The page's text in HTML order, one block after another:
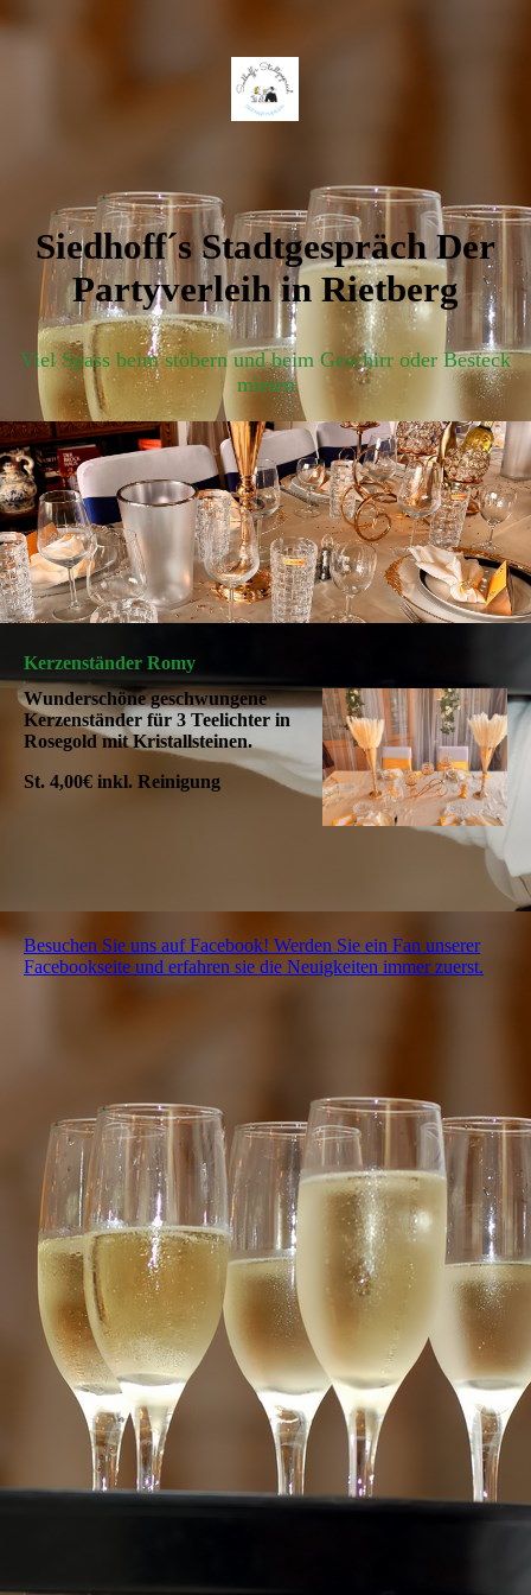
Siedhoff´s Stadtgespräch Der
Partyverleih in Rietberg
Viel Spass beim stöbern und beim Geschirr oder Besteck
mieten
Kerzenständer Romy
Wunderschöne geschwungene
Kerzenständer für 3 Teelichter in
Rosegold mit Kristallsteinen.
St. 4,00€ inkl. Reinigung
Besuchen Sie uns auf Facebook! Werden Sie ein Fan unserer
Facebookseite und erfahren sie die Neuigkeiten immer zuerst.